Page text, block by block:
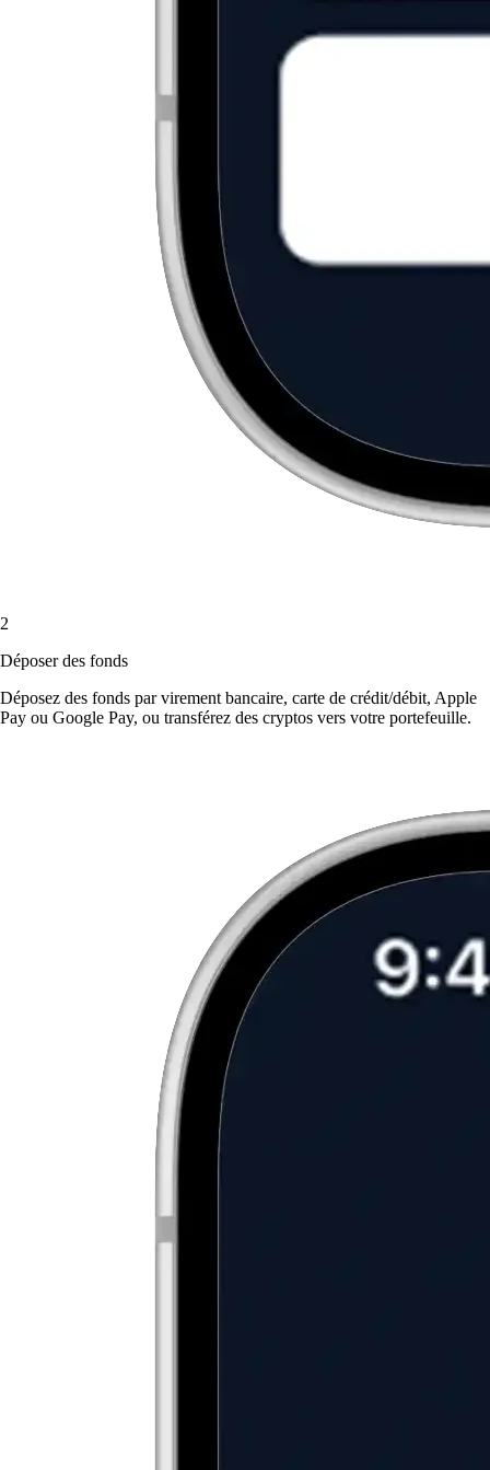
2
Déposer des fonds
Déposez des fonds par virement bancaire, carte de crédit/débit, Apple
Pay ou Google Pay, ou transférez des cryptos vers votre portefeuille.